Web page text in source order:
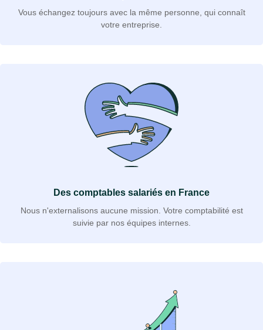
Vous échangez toujours avec la même personne, qui connaît
votre entreprise.
Des comptables salariés en France
Nous n'externalisons aucune mission. Votre comptabilité est
suivie par nos équipes internes.